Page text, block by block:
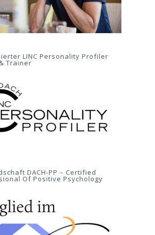
LINC Personality Profiler
Trainer
DACH-PP – Certified
Of Positive Psychology